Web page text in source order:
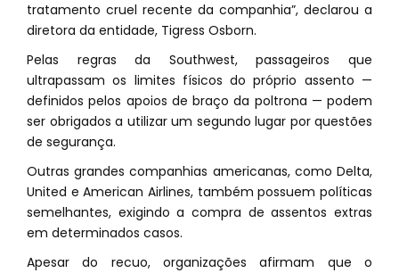
tratamento cruel recente da companhia”, declarou a
diretora da entidade, Tigress Osborn.
Pelas regras da Southwest, passageiros que
ultrapassam os limites físicos do próprio assento —
definidos pelos apoios de braço da poltrona — podem
ser obrigados a utilizar um segundo lugar por questões
de segurança.
Outras grandes companhias americanas, como Delta,
United e American Airlines, também possuem políticas
semelhantes, exigindo a compra de assentos extras
em determinados casos.
Apesar do recuo, organizações afirmam que o